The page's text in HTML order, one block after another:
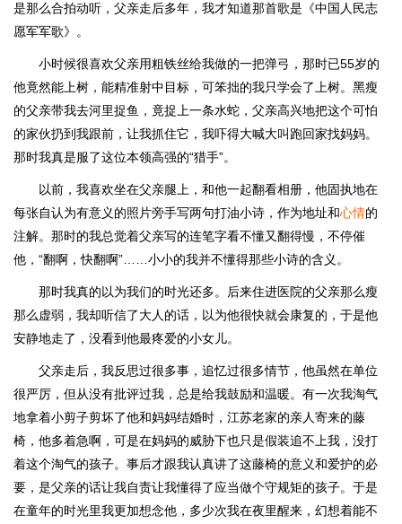
是那么合拍动听，父亲走后多年，我才知道那首歌是《中国人民志
愿军军歌》。
小时候很喜欢父亲用粗铁丝给我做的一把弹弓，那时已55岁的
他竟然能上树，能精准射中目标，可笨拙的我只学会了上树。黑瘦
的父亲带我去河里捉鱼，竟捉上一条水蛇，父亲高兴地把这个可怕
的家伙扔到我跟前，让我抓住它，我吓得大喊大叫跑回家找妈妈。
那时我真是服了这位本领高强的“猎手”。
以前，我喜欢坐在父亲腿上，和他一起翻看相册，他固执地在
每张自认为有意义的照片旁手写两句打油小诗，作为地址和心情的
注解。那时的我总觉着父亲写的连笔字看不懂又翻得慢，不停催
他，“翻啊，快翻啊”……小小的我并不懂得那些小诗的含义。
那时我真的以为我们的时光还多。后来住进医院的父亲那么瘦
那么虚弱，我却听信了大人的话，以为他很快就会康复的，于是他
安静地走了，没看到他最疼爱的小女儿。
父亲走后，我反思过很多事，追忆过很多情节，他虽然在单位
很严厉，但从没有批评过我，总是给我鼓励和温暖。有一次我淘气
地拿着小剪子剪坏了他和妈妈结婚时，江苏老家的亲人寄来的藤
椅，他多着急啊，可是在妈妈的威胁下也只是假装追不上我，没打
着这个淘气的孩子。事后才跟我认真讲了这藤椅的意义和爱护的必
要，是父亲的话让我自责让我懂得了应当做个守规矩的孩子。于是
在童年的时光里我更加想念他，多少次我在夜里醒来，幻想着能不